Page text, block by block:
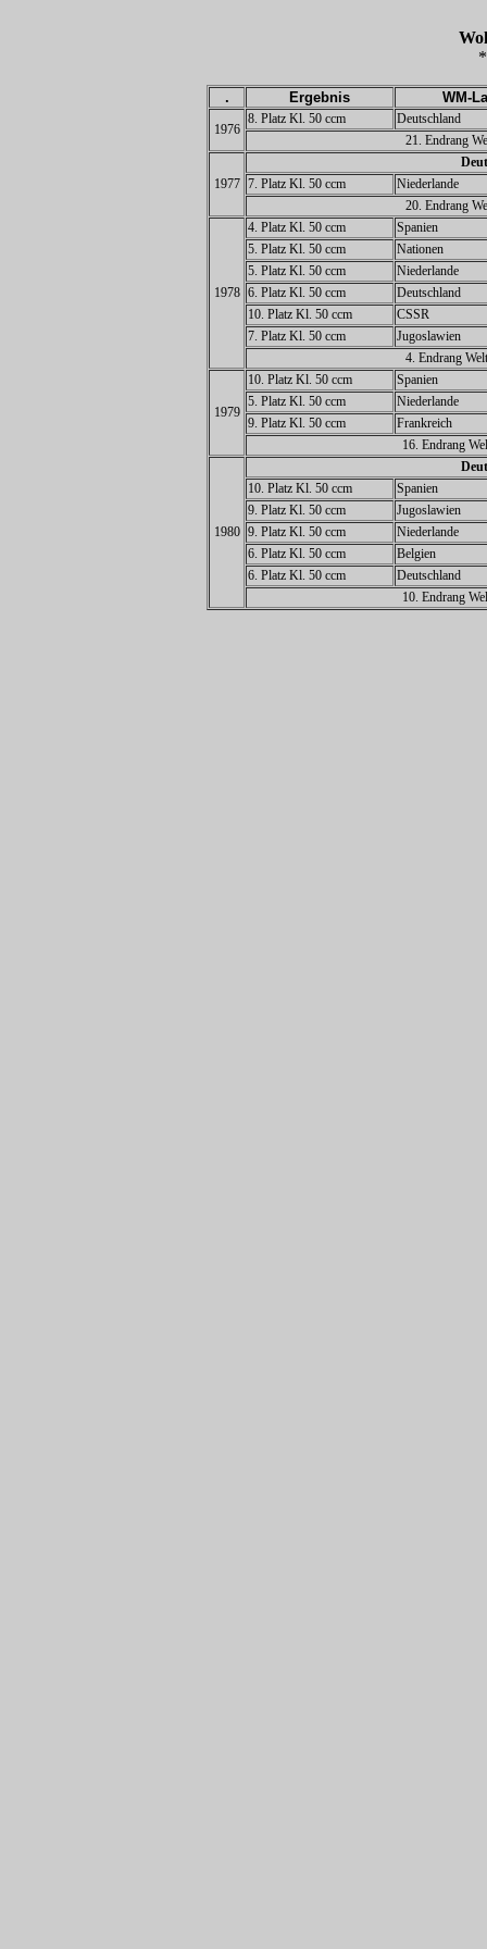
. Ergebnis WM-
1976
8. Platz Kl. 50 ccm
Deutschland
21. Endrang
1977 7. Platz Kl. 50 ccm
Niederlande
20. Endrang
1978
4. Platz Kl. 50 ccm
Spanien
5. Platz Kl. 50 ccm
Nationen
5. Platz Kl. 50 ccm
Niederlande
6. Platz Kl. 50 ccm
Deutschland
10. Platz Kl. 50 ccm
CSSR
7. Platz Kl. 50 ccm
Jugoslawien
4. Endrang
1979
10. Platz Kl. 50 ccm
Spanien
5. Platz Kl. 50 ccm
Niederlande
9. Platz Kl. 50 ccm
Frankreich
16. Endrang
1980
10. Platz Kl. 50 ccm
Spanien
9. Platz Kl. 50 ccm
Jugoslawien
9. Platz Kl. 50 ccm
Niederlande
6. Platz Kl. 50 ccm
Belgien
6. Platz Kl. 50 ccm
Deutschland
10. Endrang